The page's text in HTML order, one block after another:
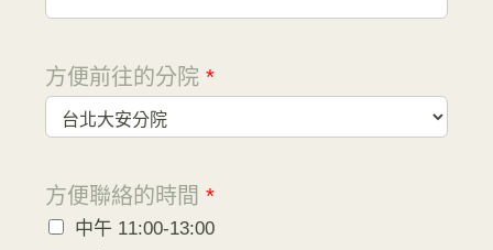
方便前往的分院 *
方便聯絡的時間 *
中午 11:00-13:00